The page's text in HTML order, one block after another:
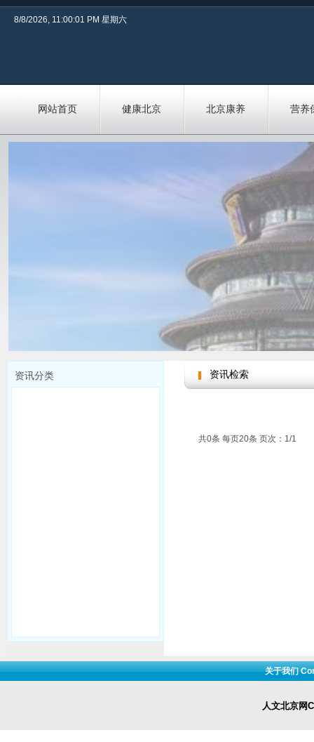
网站首页 健康北京 北京康养 营养
8/8/2026, 11:00:02 PM 星期六
共0条 每页20条 页次：1/1
资讯检索
资讯分类
人文北京网
关于我们